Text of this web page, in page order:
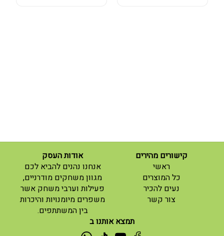
קישורים מהירים
ראשי
(current)
כל המוצרים
נעים להכיר
צור קשר
(current)
אודות העסק
אנחנו נהנים להביא לכם
מגוון משחקים מודרניים,
פעילות וערבי משחק אשר
משפרים מיומנויות והיכרות
בין המשתתפים.
תמצא אותנו ב